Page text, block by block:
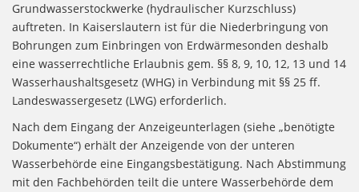
Grundwasserstockwerke (hydraulischer Kurzschluss)
auftreten. In Kaiserslautern ist für die Niederbringung von
Bohrungen zum Einbringen von Erdwärmesonden deshalb
eine wasserrechtliche Erlaubnis gem. §§ 8, 9, 10, 12, 13 und 14
Wasserhaushaltsgesetz (WHG) in Verbindung mit §§ 25 ff.
Landeswassergesetz (LWG) erforderlich.
Nach dem Eingang der Anzeigeunterlagen (siehe „benötigte
Dokumente“) erhält der Anzeigende von der unteren
Wasserbehörde eine Eingangsbestätigung. Nach Abstimmung
mit den Fachbehörden teilt die untere Wasserbehörde dem